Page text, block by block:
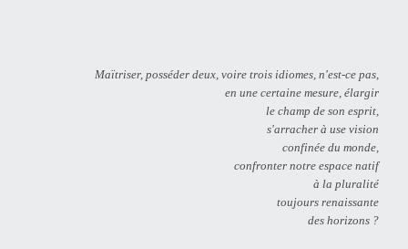
Maïtriser, posséder deux, voire trois idiomes, n'est-ce pas,
en une certaine mesure, élargir
le champ de son esprit,
s'arracher à use vision
confinée du monde,
confronter notre espace natif
à la pluralité
toujours renaissante
des horizons ?